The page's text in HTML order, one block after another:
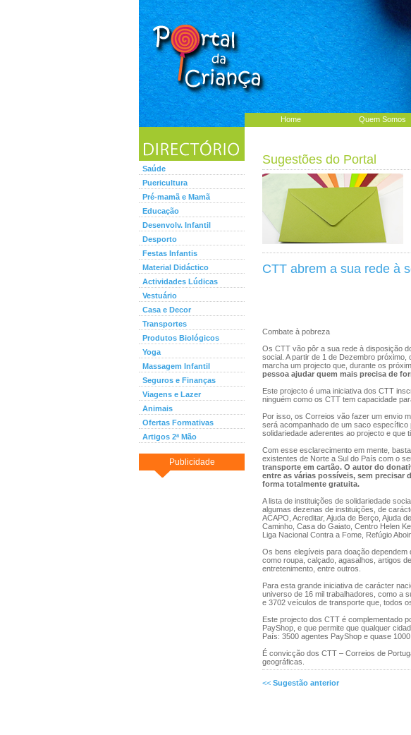
Home Quem Somos
Saúde
Puericultura
Pré-mamã e Mamã
Educação
Desenvolv. Infantil
Desporto
Festas Infantis
Material Didáctico
Actividades Lúdicas
Vestuário
Casa e Decor
Transportes
Produtos Biológicos
Yoga
Massagem Infantil
Seguros e Finanças
Viagens e Lazer
Animais
Ofertas Formativas
Artigos 2ª Mão
Publicidade
Sugestões do Portal
CTT abrem a sua rede à
Combate à pobreza
Os CTT vão pôr a sua rede à disposição
social. A partir de 1 de Dezembro
marcha um projecto que, durante os
pessoa ajudar quem mais precisa de
Este projecto é uma iniciativa dos CTT
ninguém como os CTT tem capacidade
Por isso, os Correios vão fazer um envio
será acompanhado de um saco
solidariedade aderentes ao projecto e que
Com esse esclarecimento em mente,
existentes de Norte a Sul do País com o
transporte em cartão. O autor do
entre as várias possíveis, sem precisar
forma totalmente gratuita.
A lista de instituições de solidariedade
algumas dezenas de instituições, de
ACAPO, Acreditar, Ajuda de Berço, Ajuda
Caminho, Casa do Gaiato, Centro Helen
Liga Nacional Contra a Fome, Refúgio
Os bens elegíveis para doação
como roupa, calçado, agasalhos, artigos
entretenimento, entre outros.
Para esta grande iniciativa de carácter
universo de 16 mil trabalhadores, como a
e 3702 veículos de transporte que, todos
Este projecto dos CTT é complementado
PayShop, e que permite que qualquer
País: 3500 agentes PayShop e quase
É convicção dos CTT – Correios de
geográficas.
<< Sugestão anterior